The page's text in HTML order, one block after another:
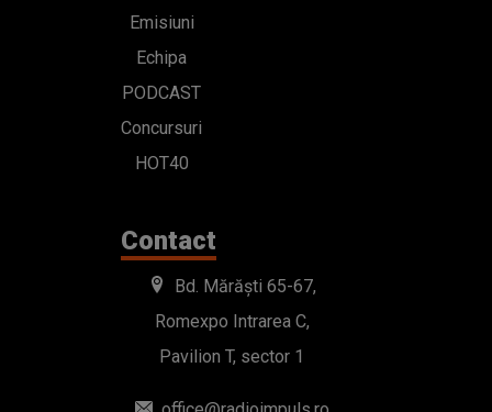
Emisiuni
Echipa
PODCAST
Concursuri
HOT40
Contact
Bd. Mărăști 65-67,
Romexpo Intrarea C,
Pavilion T, sector 1